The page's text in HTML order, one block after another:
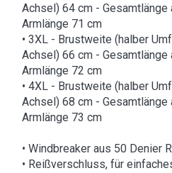
Achsel) 64 cm - Gesamtlänge
Armlänge 71 cm
• 3XL - Brustweite (halber
Achsel) 66 cm - Gesamtlänge
Armlänge 72 cm
• 4XL - Brustweite (halber
Achsel) 68 cm - Gesamtlänge
Armlänge 73 cm
• Windbreaker aus 50 Denier
• Reißverschluss, für